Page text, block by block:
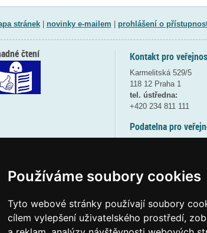
Používáme soubory cookies
Tyto webové stránky používají soubory
cílem vylepšení uživatelského prostředí,
stránek| novinky e-mailem prohlášení o
Kontakt pro
Karmelitská 529/5
118 12 Praha 1
tel. ústředna:
+420 234 811 111
Podatelna pro
(více informací
Elektronická
čtení